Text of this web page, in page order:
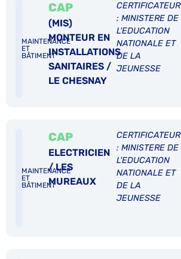
MAINTENANCE
ET
BÂTIMENT
CAP
(MIS)
MONTEUR EN
INSTALLATIONS
SANITAIRES /
LE CHESNAY
CERTIFICATEUR
: MINISTERE DE
L'EDUCATION
NATIONALE ET
DE LA
JEUNESSE
MAINTENANCE
ET
BÂTIMENT
CAP
ELECTRICIEN
/ LES
MUREAUX
CERTIFICATEUR
: MINISTERE DE
L'EDUCATION
NATIONALE ET
DE LA
JEUNESSE